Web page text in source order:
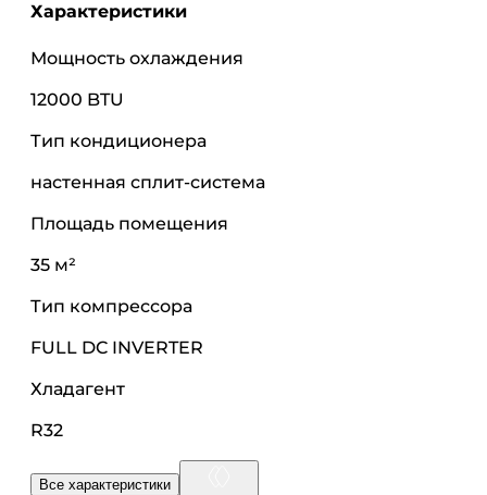
Характеристики
Мощность охлаждения
12000 BTU
Тип кондиционера
настенная сплит-система
Площадь помещения
35 м²
Тип компрессора
FULL DC INVERTER
Хладагент
R32
Все характеристики